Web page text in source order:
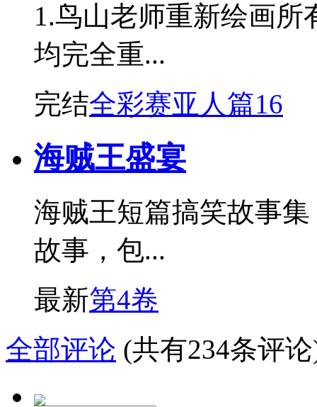
1.鸟山老师重新绘画
均完全重...
完结全彩赛亚人篇16
海贼王盛宴
海贼王短篇搞笑故事
故事，包...
最新第4卷
全部评论 (共有234条评